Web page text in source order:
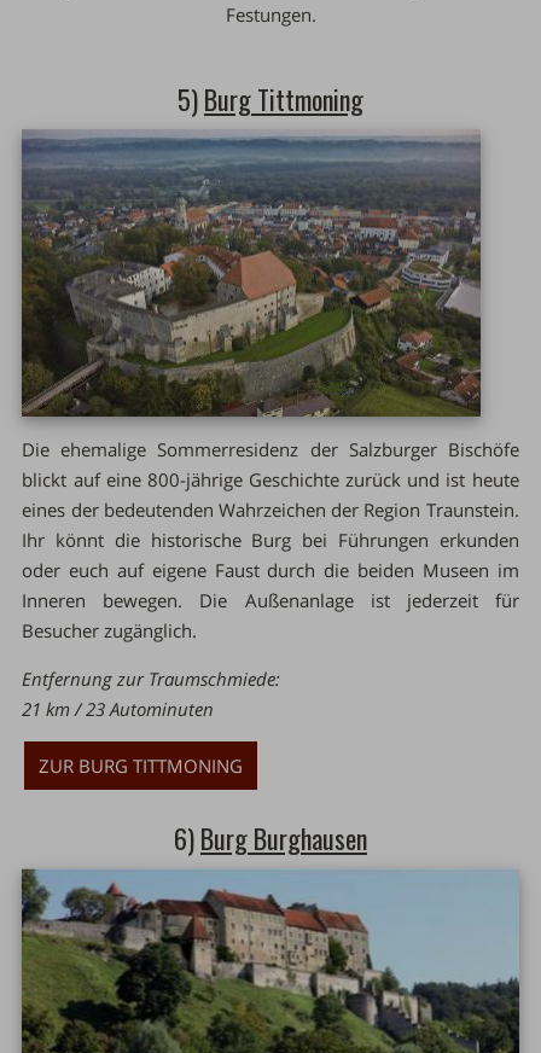
Festungen.
5)Burg Tittmoning
Die ehemalige Sommerresidenz der Salzburger Bischöfe
blickt auf eine 800-jährige Geschichte zurück und ist heute
eines der bedeutenden Wahrzeichen der Region Traunstein.
Ihr könnt die historische Burg bei Führungen erkunden
oder euch auf eigene Faust durch die beiden Museen im
Inneren bewegen. Die Außenanlage ist jederzeit für
Besucher zugänglich.
Entfernung zur Traumschmiede:
21 km / 23 Autominuten
ZUR BURG TITTMONING
6)Burg Burghausen